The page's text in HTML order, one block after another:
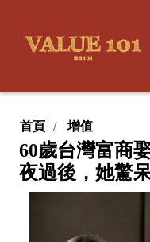
首頁 增值
60歲台灣富商
夜過後，她驚